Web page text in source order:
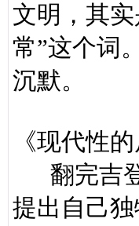
文明，其
常”这个词
沉默。
《现代性的
翻完吉登
提出自己